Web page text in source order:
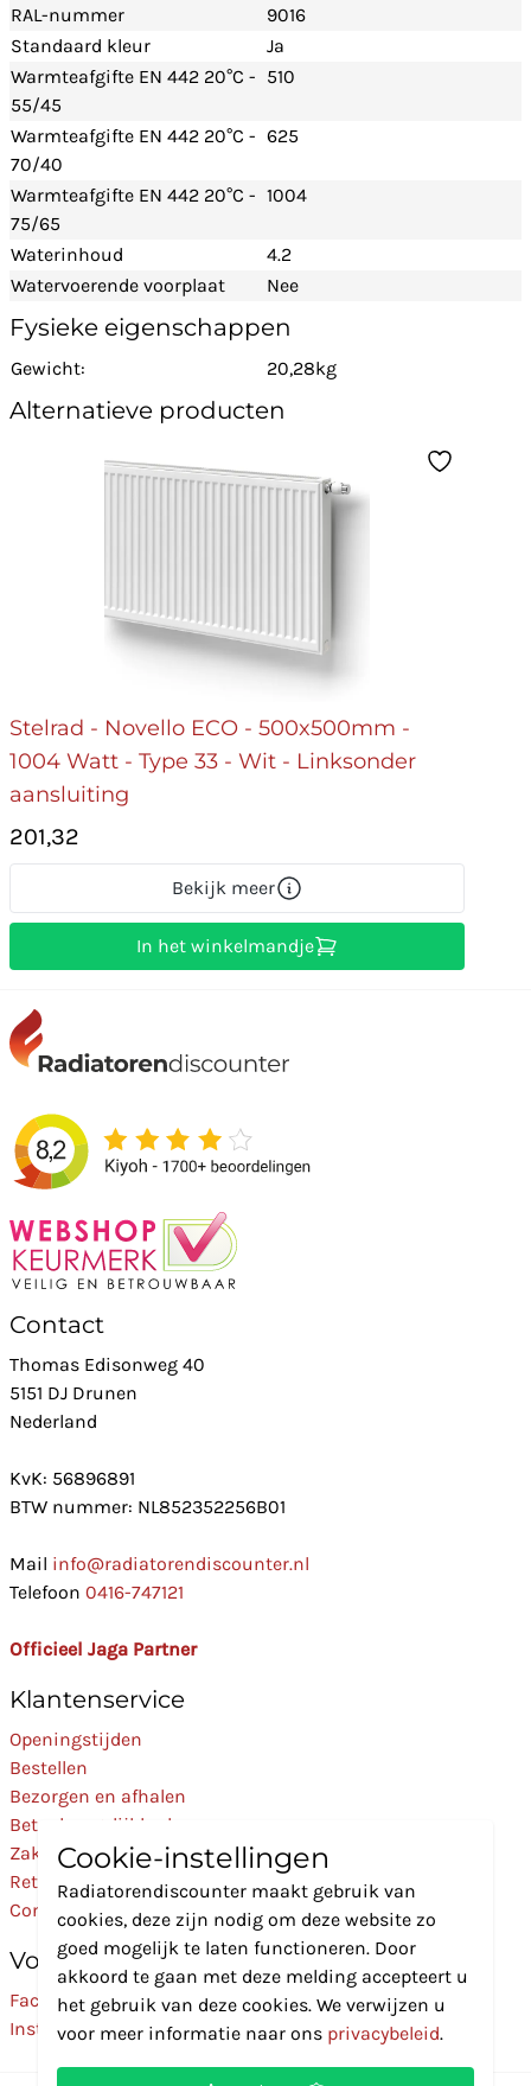
RAL-nummer
9016
Standaard kleur
Ja
Warmteafgifte EN 442 20°C -
55/45
510
Warmteafgifte EN 442 20°C -
70/40
625
Warmteafgifte EN 442 20°C -
75/65
1004
Waterinhoud
4.2
Watervoerende voorplaat
Nee
Fysieke eigenschappen
Gewicht: 20,28kg
Alternatieve producten
Stelrad - Novello ECO - 500x500mm -
1004 Watt - Type 33 - Wit - Linksonder
aansluiting
201,32
Bekijk meer
In het winkelmandje
Contact
Thomas Edisonweg 40
5151 DJ Drunen
Nederland
KvK: 56896891
BTW nummer: NL852352256B01
Mail info@radiatorendiscounter.nl
Telefoon 0416-747121
Officieel Jaga Partner
Klantenservice
Openingstijden
Bestellen
Bezorgen en afhalen
Betaalmogelijkheden
Zakelijk
Retourneren
Contact
Volg Ons
Facebook
Instagram
Cookie-instellingen
Radiatorendiscounter maakt gebruik van
cookies, deze zijn nodig om deze website zo
goed mogelijk te laten functioneren. Door
akkoord te gaan met deze melding accepteert u
het gebruik van deze cookies. We verwijzen u
voor meer informatie naar ons privacybeleid.